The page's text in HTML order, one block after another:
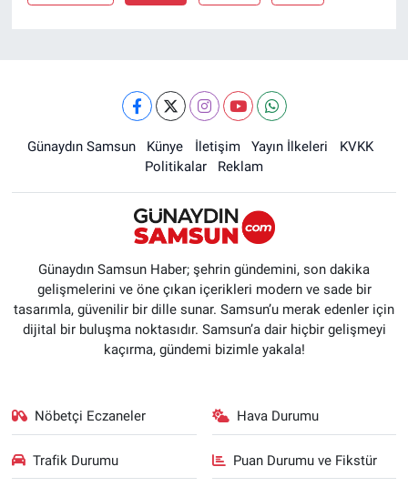
Günaydın Samsun Künye İletişim Yayın İlkeleri
KVKK
Politikalar
Reklam
Günaydın Samsun Haber; şehrin gündemini, son dakika
gelişmelerini ve öne çıkan içerikleri modern ve sade bir
tasarımla, güvenilir bir dille sunar. Samsun’u merak edenler için
dijital bir buluşma noktasıdır. Samsun’a dair hiçbir gelişmeyi
kaçırma, gündemi bizimle yakala!
Nöbetçi Eczaneler Hava Durumu
Trafik Durumu Puan Durumu ve Fikstür